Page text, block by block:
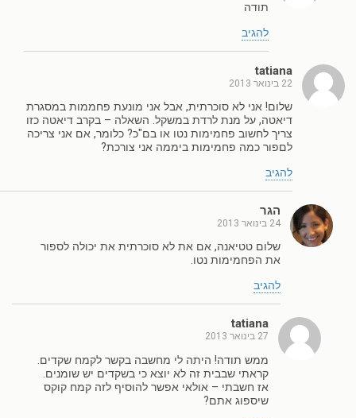
תודה
להגיב
tatiana
22 בינואר 2013
שלום! אני לא סוכרתית, אבל אני מונעת פחממות במסגרת
דיאטה, על מנת לרדת במשקל. השאלה – בקרב דיאטה כזו
צריך לחשוב פחמימות נטו או בם"כ? כלומר, אם אני צריכה
לםפור כמה פחמימות ביממה אני צורכת?
להגיב
הגר
24 בינואר 2013
שלום טטיאנה, אם את לא סוכרתית את יכולה לספור
את הפחמימות נטו.
להגיב
tatiana
27 בינואר 2013
ממש תודה! היתה לי מחשבה בקשר לקמח שקדים.
קראתי שבבית זה לא יוצא כי בשקדים יש שומנים.
אז חשבתי – אולאי אפשר להוסיף לזה קמח קוקס
שיספוג אתם?